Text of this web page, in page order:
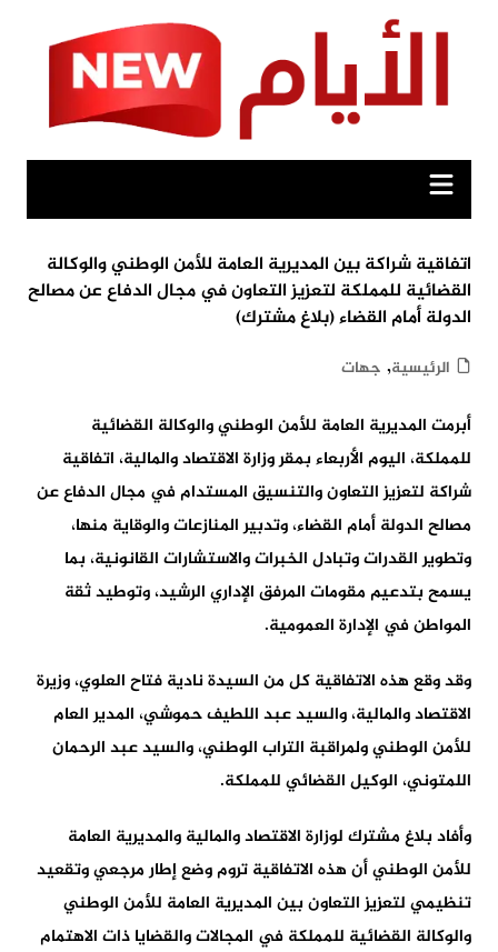
اتفاقية شراكة بين المديرية العامة للأمن الوطني والوكالة
القضائية للمملكة لتعزيز التعاون في مجال الدفاع عن مصالح
الدولة أمام القضاء (بلاغ مشترك)
الرئيسية, جهات
أبرمت المديرية العامة للأمن الوطني والوكالة القضائية
للمملكة، اليوم الأربعاء بمقر وزارة الاقتصاد والمالية، اتفاقية
شراكة لتعزيز التعاون والتنسيق المستدام في مجال الدفاع عن
مصالح الدولة أمام القضاء، وتدبير المنازعات والوقاية منها،
وتطوير القدرات وتبادل الخبرات والاستشارات القانونية، بما
يسمح بتدعيم مقومات المرفق الإداري الرشيد، وتوطيد ثقة
المواطن في الإدارة العمومية.
وقد وقع هذه الاتفاقية كل من السيدة نادية فتاح العلوي، وزيرة
الاقتصاد والمالية، والسيد عبد اللطيف حموشي، المدير العام
للأمن الوطني ولمراقبة التراب الوطني، والسيد عبد الرحمان
اللمتوني، الوكيل القضائي للمملكة.
وأفاد بلاغ مشترك لوزارة الاقتصاد والمالية والمديرية العامة
للأمن الوطني أن هذه الاتفاقية تروم وضع إطار مرجعي وتقعيد
تنظيمي لتعزيز التعاون بين المديرية العامة للأمن الوطني
والوكالة القضائية للمملكة في المجالات والقضايا ذات الاهتمام